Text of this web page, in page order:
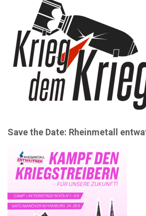
Save the Date: Rheinmetall